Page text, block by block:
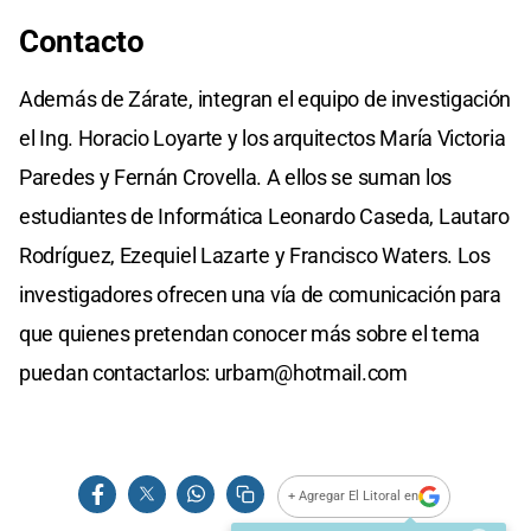
Contacto
Además de Zárate, integran el equipo de investigación
el Ing. Horacio Loyarte y los arquitectos María Victoria
Paredes y Fernán Crovella. A ellos se suman los
estudiantes de Informática Leonardo Caseda, Lautaro
Rodríguez, Ezequiel Lazarte y Francisco Waters. Los
investigadores ofrecen una vía de comunicación para
que quienes pretendan conocer más sobre el tema
puedan contactarlos: urbam@hotmail.com
+ Agregar El Litoral en